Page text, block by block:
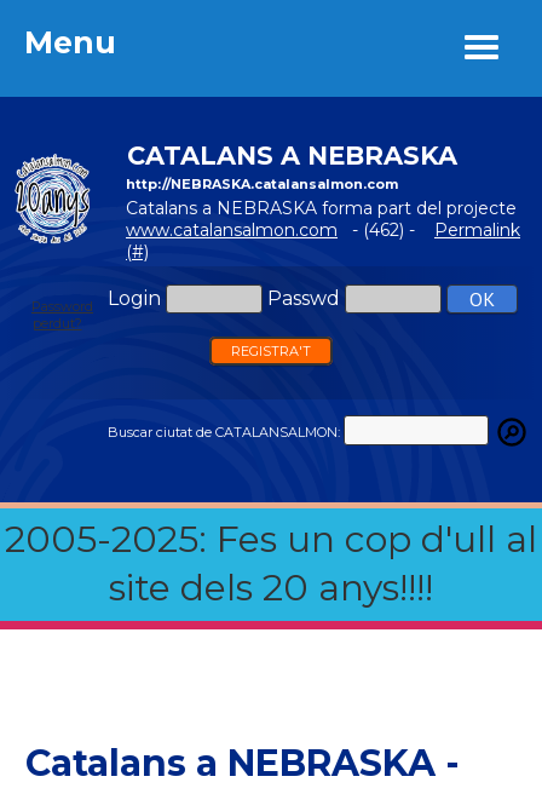
Menu
CATALANS A NEBRASKA
http://NEBRASKA.catalansalmon.com
Catalans a NEBRASKA forma part del projecte
www.catalansalmon.com - (462) - Permalink
(#)
Login Passwd
Password
perdut?
REGISTRA'T
Buscar ciutat de CATALANSALMON:
2005-2025: Fes un cop d'ull al
site dels 20 anys!!!!
Menu
Catalans a NEBRASKA -